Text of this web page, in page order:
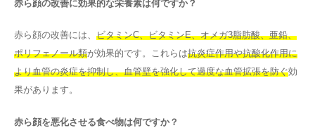
赤ら顔の改善に効果的な栄養素は何ですか？
赤ら顔の改善には、 ビタミンC、ビタミンE、オメガ3脂肪酸、亜鉛、
ポリフェノール類が効果的です。これらは抗炎症作用や抗酸化作用に
より血管の炎症を抑制し、血管壁を強化して過度な血管拡張を防ぐ効
果があります。
赤ら顔を悪化させる食べ物は何ですか？